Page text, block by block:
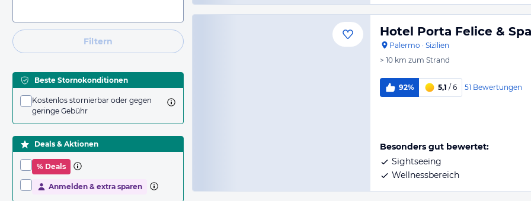
Filtern
Beste Stornokonditionen
Kostenlos stornierbar oder gegen
geringe Gebühr
Deals & Aktionen
% Deals
Anmelden & extra sparen
Hotel Porta Felice & Spa
Palermo · Sizilien
> 10 km zum Strand
92% 5,1 / 6 51 Bewertungen
Besonders gut bewertet:
Sightseeing
Wellnessbereich